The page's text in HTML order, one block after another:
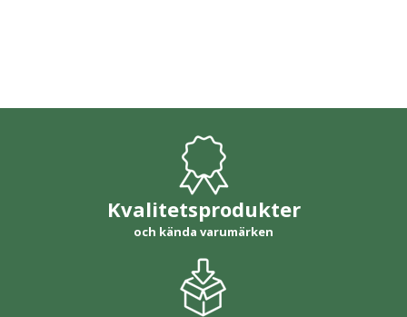
Kvalitetsprodukter
och kända varumärken